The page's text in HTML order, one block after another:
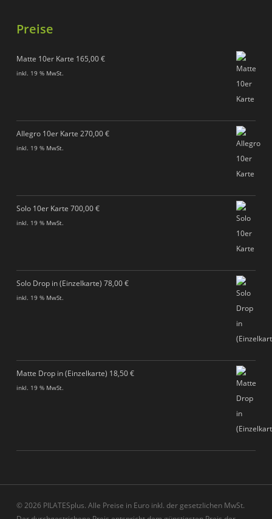
Preise
Matte 10er Karte 165,00€
inkl. 19 % MwSt.
Allegro 10er Karte 270,00€
inkl. 19 % MwSt.
Solo 10er Karte 700,00€
inkl. 19 % MwSt.
Solo Drop in (Einzelkarte) 78,00€
inkl. 19 % MwSt.
Matte Drop in (Einzelkarte) 18,50€
inkl. 19 % MwSt.
© 2026 PILATESplus. Alle Preise in Euro inkl. der gesetzlichen MwSt.